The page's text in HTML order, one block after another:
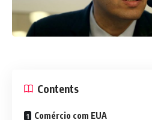
Contents
Comércio com EUA